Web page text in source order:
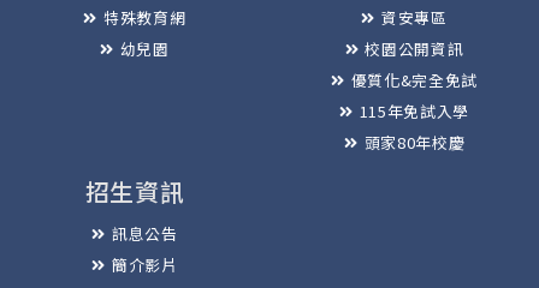
特殊教育網
幼兒園
資安專區
校園公開資訊
優質化&完全免試
115年免試入學
頭家80年校慶
招生資訊
訊息公告
簡介影片